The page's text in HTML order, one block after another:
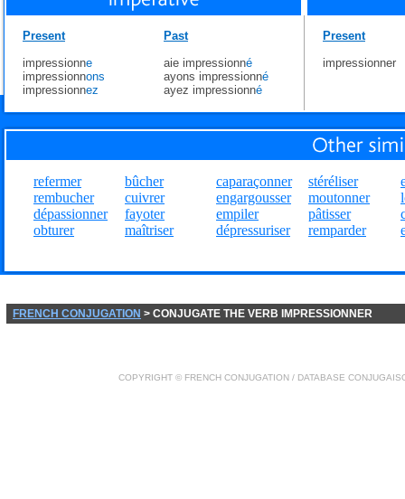
Present
impressionne
impressionnons
impressionnez
Past
aie impressionné
ayons impressionné
ayez impressionné
Present
impressionner
refermer
rembucher
dépassionner
obturer
bûcher
cuivrer
fayoter
maîtriser
caparaçonner
engargousser
empiler
dépressuriser
stéréliser
moutonner
pâtisser
remparder
FRENCH CONJUGATION > CONJUGATE THE VERB IMPRESSIONNER
COPYRIGHT © FRENCH CONJUGATION / DATABASE